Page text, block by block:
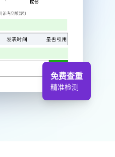
免费查重
精准检测